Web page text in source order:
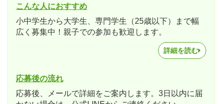
こんな人におすすめ
小中学生から大学生、専門学生（25歳以下）まで幅
広く募集中！親子での参加も歓迎します。
詳細を読む
応募後の流れ
応募後、メールで詳細をご案内します。3日以内に届